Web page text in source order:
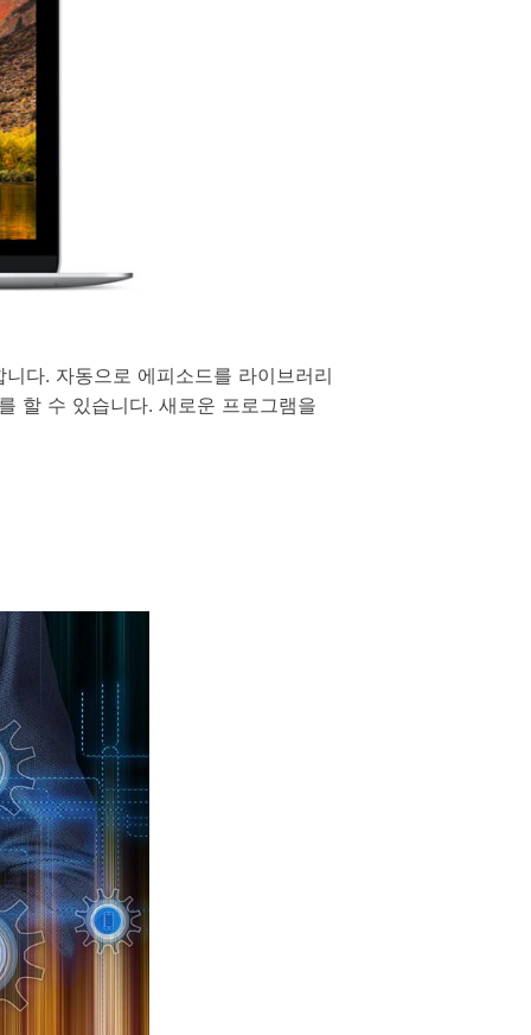
다. 자동으로 에피소드를 라이브러리
할 수 있습니다. 새로운 프로그램을